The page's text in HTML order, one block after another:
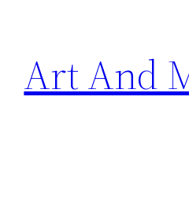
content
Art And